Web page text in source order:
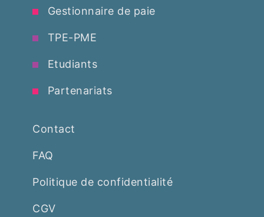
Gestionnaire de paie
TPE-PME
Etudiants
Partenariats
Contact
FAQ
Politique de confidentialité
CGV